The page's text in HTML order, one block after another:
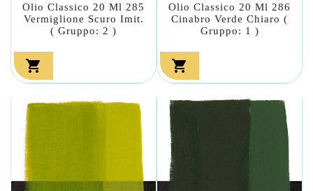
Olio Classico 20 Ml 285
Vermiglione Scuro Imit.
( Gruppo: 2 )

Olio Classico 20 Ml 286
Cinabro Verde Chiaro (
Gruppo: 1 )
